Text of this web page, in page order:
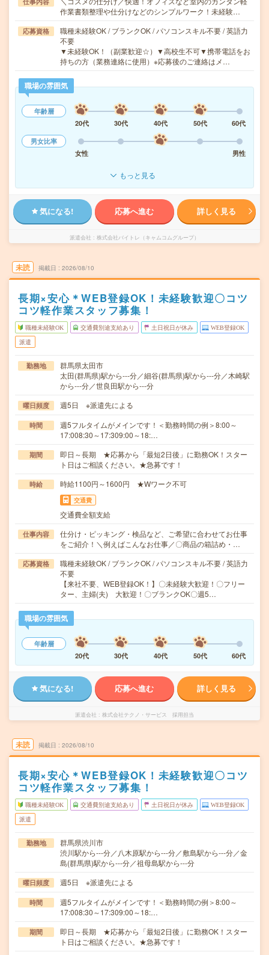
作業書類整理や仕分けなどのシンプルワーク！未経験…
応募資格
職種未経験OK / ブランクOK / パソコンスキル不要 / 英語力
不要
▼未経験OK！（副業歓迎☆）▼高校生不可▼携帯電話をお
持ちの方（業務連絡に使用）※応募後のご連絡はメ…
職場の雰囲気
年齢層
20代
30代 40代 50代
60代
男女比率
女性
男性
もっと見る
気になる! 応募へ進む 詳しく見る
派遣会社 株式会社バイトレ（キャムコムグループ）
未読 掲載日 2026/08/10
長期×安心＊WEB登録OK！未経験歓迎〇コツ
コツ軽作業スタッフ募集！
職種未経験OK 交通費別途支給あり 土日祝日が休み WEB登録OK
派遣
勤務地
群馬県太田市
太田(群馬県)駅から---分／細谷(群馬県)駅から---分／木崎駅
から---分／世良田駅から---分
曜日頻度 週5日 ※派遣先による
時間
週5フルタイムがメインです！＜勤務時間の例＞8:00～
17:008:30～17:309:00～18:…
期間
即日～長期 ★応募から「最短2日後」に勤務OK！スター
ト日はご相談ください。★急募です！
時給 時給1100円～1600円 ★Wワーク不可
交通費
交通費全額支給
仕事内容
仕分け・ピッキング・検品など、ご希望に合わせてお仕事
をご紹介！＼例えばこんなお仕事／〇商品の箱詰め・…
応募資格
職種未経験OK / ブランクOK / パソコンスキル不要 / 英語力
不要
【来社不要、WEB登録OK！】〇未経験大歓迎！〇フリー
ター、主婦(夫) 大歓迎！〇ブランクOK〇週5…
職場の雰囲気
年齢層
20代
30代 40代 50代 60代
気になる! 応募へ進む 詳しく見る
派遣会社 株式会社テクノ・サービス 採用担当
未読 掲載日 2026/08/10
長期×安心＊WEB登録OK！未経験歓迎〇コツ
コツ軽作業スタッフ募集！
職種未経験OK 交通費別途支給あり 土日祝日が休み WEB登録OK
派遣
勤務地
群馬県渋川市
渋川駅から---分／八木原駅から---分／敷島駅から---分／金
島(群馬県)駅から---分／祖母島駅から---分
曜日頻度 週5日 ※派遣先による
時間
週5フルタイムがメインです！＜勤務時間の例＞8:00～
17:008:30～17:309:00～18:…
期間
即日～長期 ★応募から「最短2日後」に勤務OK！スター
ト日はご相談ください。★急募です！